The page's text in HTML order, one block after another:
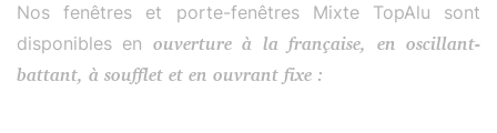
Nos fenêtres et porte-fenêtres Mixte TopAlu sont
disponibles en
ouverture à la française, en oscillant-
battant, à soufflet et en ouvrant fixe :